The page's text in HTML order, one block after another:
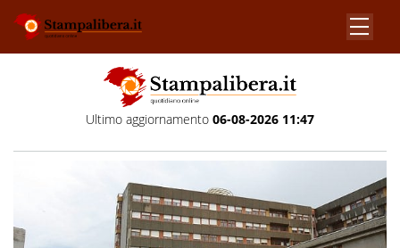
Ultimo aggiornamento 06-08-2026 11:47